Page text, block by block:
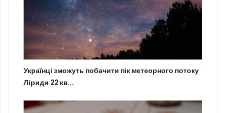
Українці зможуть побачити пік метеорного потоку
Ліриди 22 кв...